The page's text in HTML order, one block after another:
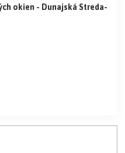
okien - Dunajská Streda-